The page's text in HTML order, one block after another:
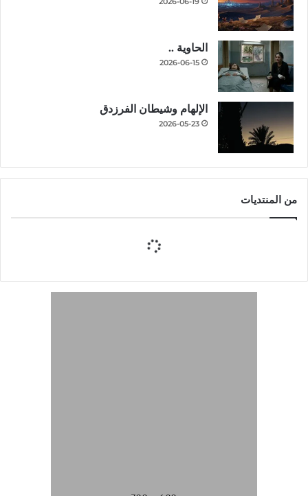
الحاوية ..
2026-06-15
الإلهام وشيطان الفرزدق
2026-05-23
من المنتديات